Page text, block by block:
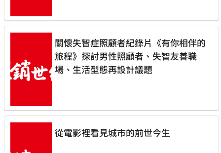
關懷失智症照顧者紀錄片《有你相伴的
旅程》探討男性照顧者、失智友善職
場、生活型態再設計議題
從電影裡看見城市的前世今生